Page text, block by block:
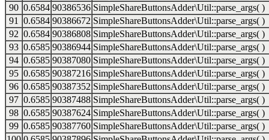
90 0.6584 90386536 SimpleShareButtonsAdder\Util::parse_args( )
91
0.6584 90386672 SimpleShareButtonsAdder\Util::parse_args( )
92 0.6584 90386808 SimpleShareButtonsAdder\Util::parse_args( )
93 0.6585 90386944 SimpleShareButtonsAdder\Util::parse_args( )
94 0.6585 90387080 SimpleShareButtonsAdder\Util::parse_args( )
95 0.6585 90387216 SimpleShareButtonsAdder\Util::parse_args( )
96 0.6585 90387352 SimpleShareButtonsAdder\Util::parse_args( )
97 0.6585 90387488 SimpleShareButtonsAdder\Util::parse_args( )
98 0.6585 90387624 SimpleShareButtonsAdder\Util::parse_args( )
99 0.6585 90387760 SimpleShareButtonsAdder\Util::parse_args( )